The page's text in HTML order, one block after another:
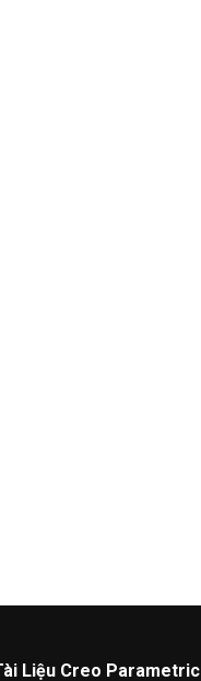
Liệu Creo Parametric